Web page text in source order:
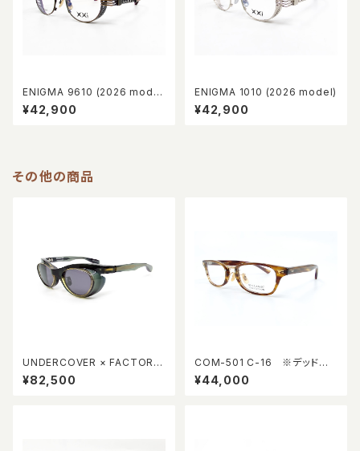
ENIGMA 9610 (2026 mode
l)
¥42,900
ENIGMA 1010 (2026 model)
¥42,900
その他の商品
UNDERCOVER × FACTORY
900 FA-460 col.669
¥82,500
COM-501 C-16 ※デッドスト
ック
¥44,000